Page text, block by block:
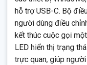
hỗ trợ USB-C. Bộ
người dùng điều
kết thúc cuộc gọi
LED hiển thị trạng
trực quan, giúp